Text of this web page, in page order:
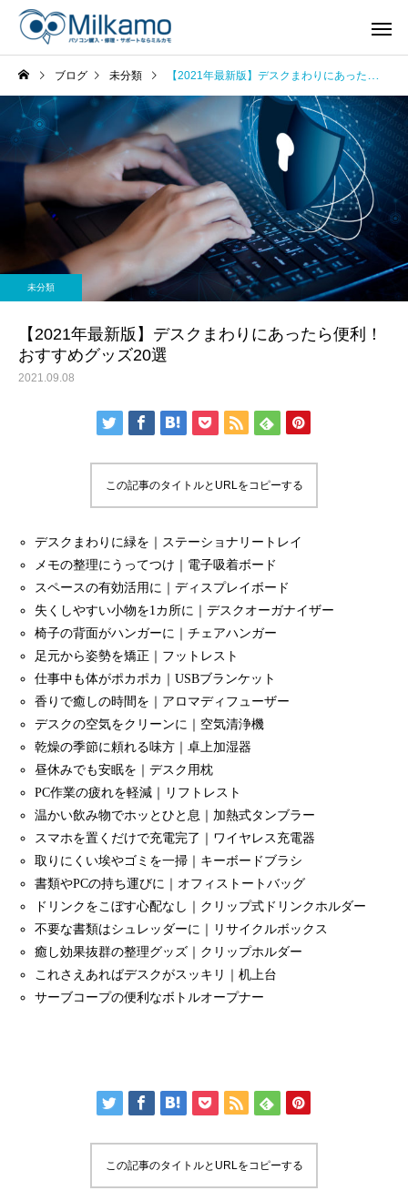
ブログ 未分類 【2021年最新版】デスクまわりにあったら便利！おすすめグッズ20選
未分類
【2021年最新版】デスクまわりにあったら便利！
おすすめグッズ20選
2021.09.08
この記事のタイトルとURLをコピーする
デスクまわりに緑を｜ステーショナリートレイ
メモの整理にうってつけ｜電子吸着ボード
スペースの有効活用に｜ディスプレイボード
失くしやすい小物を1カ所に｜デスクオーガナイザー
椅子の背面がハンガーに｜チェアハンガー
足元から姿勢を矯正｜フットレスト
仕事中も体がポカポカ｜USBブランケット
香りで癒しの時間を｜アロマディフューザー
デスクの空気をクリーンに｜空気清浄機
乾燥の季節に頼れる味方｜卓上加湿器
昼休みでも安眠を｜デスク用枕
PC作業の疲れを軽減｜リフトレスト
温かい飲み物でホッとひと息｜加熱式タンブラー
スマホを置くだけで充電完了｜ワイヤレス充電器
取りにくい埃やゴミを一掃｜キーボードブラシ
書類やPCの持ち運びに｜オフィストートバッグ
ドリンクをこぼす心配なし｜クリップ式ドリンクホルダー
不要な書類はシュレッダーに｜リサイクルボックス
癒し効果抜群の整理グッズ｜クリップホルダー
これさえあればデスクがスッキリ｜机上台
サーブコープの便利なボトルオープナー
この記事のタイトルとURLをコピーする